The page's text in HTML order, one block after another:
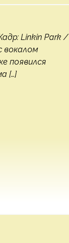
Linkin Park /
вокалом
появился
[…]